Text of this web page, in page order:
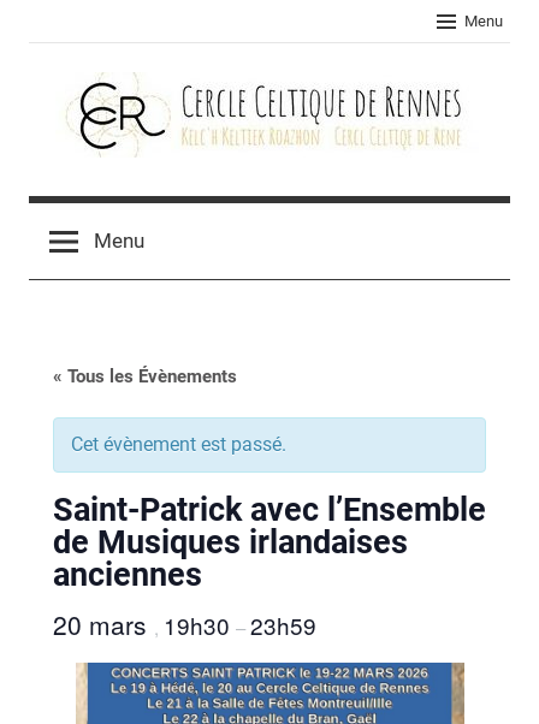
Menu
Cercle
celtique
Rennes
Menu
« Tous les Évènements
Cet évènement est passé.
Saint-Patrick avec l’Ensemble
de Musiques irlandaises
anciennes
20 mars , 19h30 –23h59